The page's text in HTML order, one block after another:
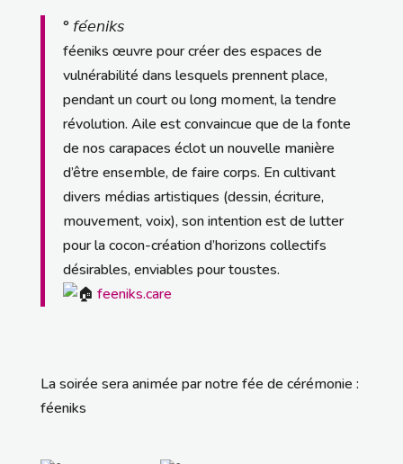
° 𝘧𝘦́𝘦𝘯𝘪𝘬𝘴
féeniks œuvre pour créer des espaces de
vulnérabilité dans lesquels prennent place,
pendant un court ou long moment, la tendre
révolution. Aile est convaincue que de la fonte
de nos carapaces éclot un nouvelle manière
d’être ensemble, de faire corps. En cultivant
divers médias artistiques (dessin, écriture,
mouvement, voix), son intention est de lutter
pour la cocon-création d’horizons collectifs
désirables, enviables pour toustes.
feeniks.care
La soirée sera animée par notre fée de cérémonie :
féeniks